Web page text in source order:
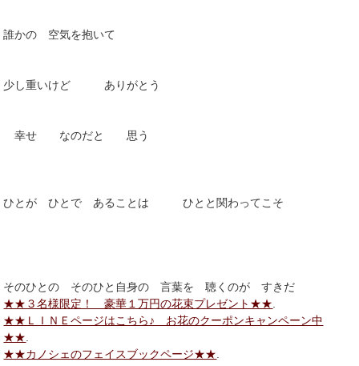
誰かの 空気を抱いて
少し重いけど ありがとう
幸せ なのだと 思う
ひとが ひとで あることは ひとと関わってこそ
そのひとの そのひと自身の 言葉を 聴くのが すきだ
★★３名様限定！ 豪華１万円の花束プレゼント★★.
★★ＬＩＮＥページはこちら♪ お花のクーポンキャンペーン中
★★.
★★カノシェのフェイスブックページ★★.